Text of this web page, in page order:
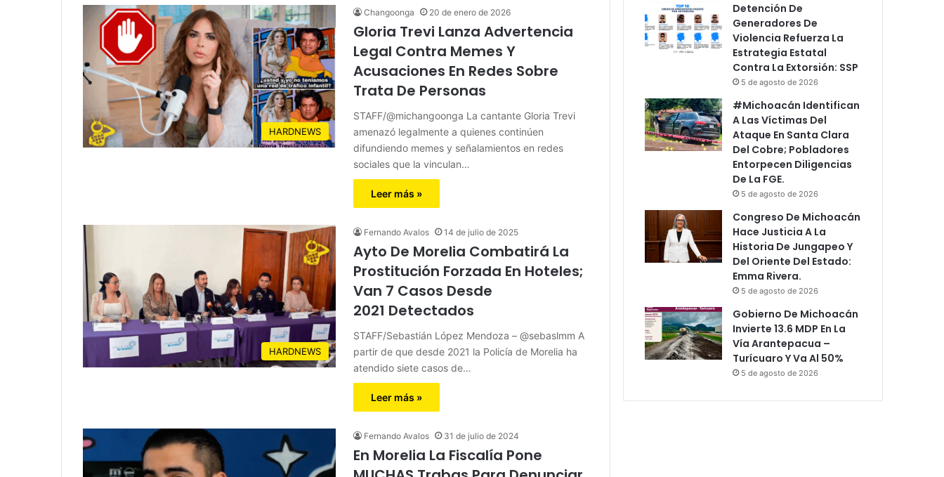
HARDNEWS
Changoonga 20 de enero de 2026
Gloria Trevi Lanza Advertencia
Legal Contra Memes Y
Acusaciones En Redes Sobre
Trata De Personas
STAFF/@michangoonga La cantante Gloria Trevi
amenazó legalmente a quienes continúen
difundiendo memes y señalamientos en redes
sociales que la vinculan…
Leer más »
HARDNEWS
Fernando Avalos 14 de julio de 2025
Ayto De Morelia Combatirá La
Prostitución Forzada En Hoteles;
Van 7 Casos Desde
2021 Detectados
STAFF/Sebastián López Mendoza – @sebaslmm A
partir de que desde 2021 la Policía de Morelia ha
atendido siete casos de…
Leer más »
Fernando Avalos 31 de julio de 2024
En Morelia La Fiscalía Pone
Detención De
Generadores De
Violencia Refuerza La
Estrategia Estatal
Contra La Extorsión: SSP
5 de agosto de 2026
#Michoacán Identifican
A Las Víctimas Del
Ataque En Santa Clara
Del Cobre; Pobladores
Entorpecen Diligencias
De La FGE.
5 de agosto de 2026
Congreso De Michoacán
Hace Justicia A La
Historia De Jungapeo Y
Del Oriente Del Estado:
Emma Rivera.
5 de agosto de 2026
Gobierno De Michoacán
Invierte 13.6 MDP En La
Vía Arantepacua –
Turícuaro Y Va Al 50%
5 de agosto de 2026